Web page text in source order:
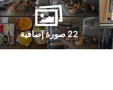
22 صورة إضافية